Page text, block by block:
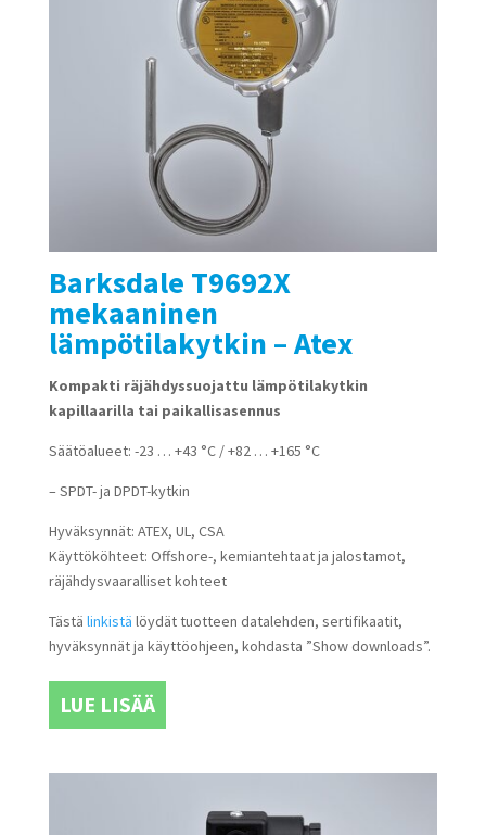
Barksdale T9692X
mekaaninen
lämpötilakytkin – Atex
Kompakti räjähdyssuojattu lämpötilakytkin
kapillaarilla tai paikallisasennus
Säätöalueet: -23 … +43 °C / +82 … +165 °C
– SPDT- ja DPDT-kytkin
Hyväksynnät: ATEX, UL, CSA
Käyttököhteet: Offshore-, kemiantehtaat ja jalostamot,
räjähdysvaaralliset kohteet
Tästä linkistä löydät tuotteen datalehden, sertifikaatit,
hyväksynnät ja käyttöohjeen, kohdasta ”Show downloads”.
LUE LISÄÄ